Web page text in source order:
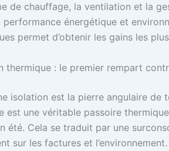
de chauffage, la ventilation et la
performance énergétique et
permet d’obtenir les gains les
thermique : le premier rempart
isolation est la pierre angulaire de
est une véritable passoire
été. Cela se traduit par une
sur les factures et l’environnement.